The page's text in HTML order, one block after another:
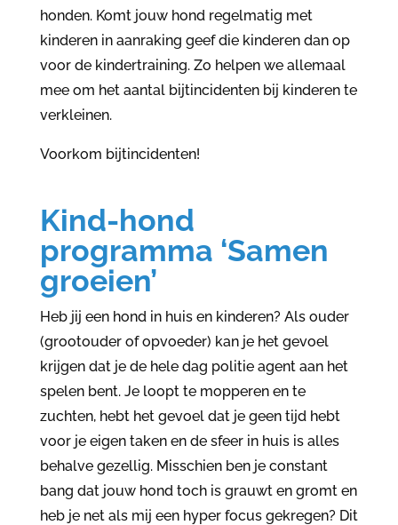
honden. Komt jouw hond regelmatig met
kinderen in aanraking geef die kinderen dan op
voor de kindertraining. Zo helpen we allemaal
mee om het aantal bijtincidenten bij kinderen te
verkleinen.
Voorkom bijtincidenten!
Kind-hond
programma ‘Samen
groeien’
Heb jij een hond in huis en kinderen? Als ouder
(grootouder of opvoeder) kan je het gevoel
krijgen dat je de hele dag politie agent aan het
spelen bent. Je loopt te mopperen en te
zuchten, hebt het gevoel dat je geen tijd hebt
voor je eigen taken en de sfeer in huis is alles
behalve gezellig. Misschien ben je constant
bang dat jouw hond toch is grauwt en gromt en
heb je net als mij een hyper focus gekregen? Dit